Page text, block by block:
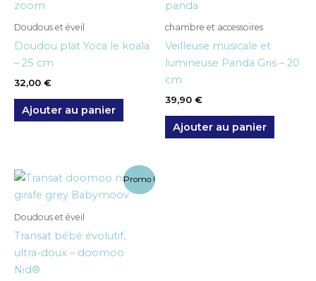
Doudous et éveil
Doudou plat Yoca le koala
– 25 cm
32,00 €
Ajouter au panier
chambre et accessoires
Veilleuse musicale et
lumineuse Panda Gris – 20
cm
39,90 €
Ajouter au panier
Promo !
Doudous et éveil
Transat bébé évolutif,
ultra-doux – doomoo
Nid®
Le
initial
154,90 €.
Le
actuel